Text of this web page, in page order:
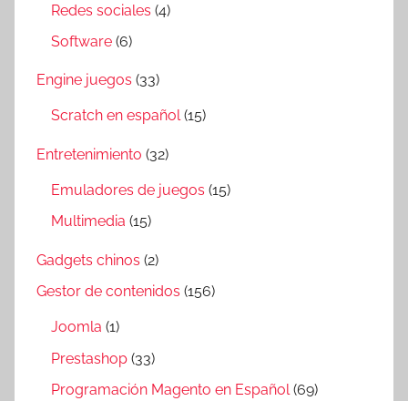
Redes sociales (4)
Software (6)
Engine juegos (33)
Scratch en español(15)
Entretenimiento (32)
Emuladores de juegos (15)
Multimedia (15)
Gadgets chinos (2)
Gestor de contenidos (156)
Joomla (1)
Prestashop (33)
Programación Magento en Español(69)